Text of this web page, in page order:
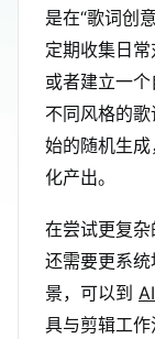
是在“歌词创
定期收集日常
或者建立一
不同风格的
始的随机生
化产出。
在尝试更复
还需要更系
景，可以到
具与剪辑工